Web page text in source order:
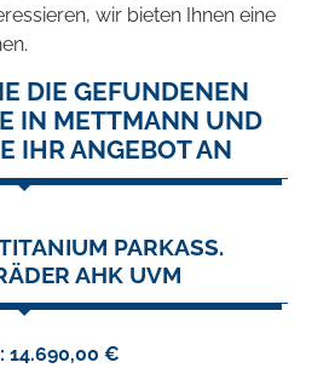
wir bieten Ihnen eine
DIE GEFUNDENEN
IN METTMANN UND
IHR ANGEBOT AN
PARKASS.
AHK UVM
14.690,00 €